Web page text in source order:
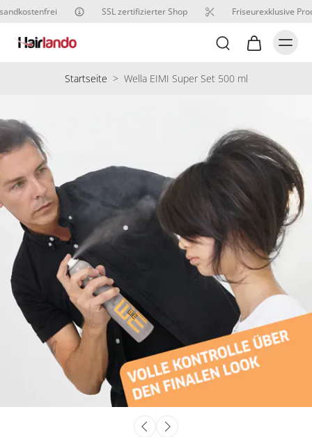
SSL zertifizierter Shop Friseurexklusive
Startseite > Wella EIMI Super Set 500 ml